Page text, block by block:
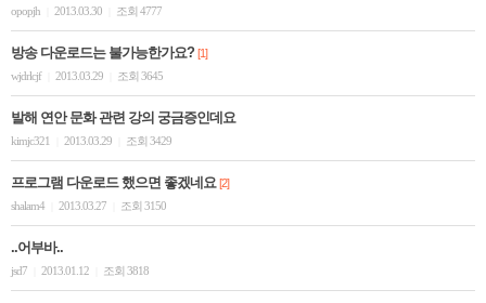
opopjh
2013.03.30 조회 4777
방송 다운로드는 불가능한가요? [1]
wjdrlcjf
2013.03.29 조회 3645
발해 연안 문화 관련 강의 궁금증인데요
kimjc321 2013.03.29 조회 3429
프로그램 다운로드 했으면 좋겠네요 [2]
shalam4
2013.03.27 조회 3150
..어부바..
jsd7 2013.01.12 조회 3818